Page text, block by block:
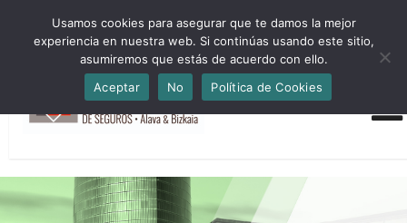
HORARIO INVIERNO Lun-Jue 09:00-16:30 Vier 9:00-14:00
administracion@cmsab.eus 94.442.43.43 Móvil y Whatsapp
688.889.170
Usamos cookies para asegurar que te damos la mejor
experiencia en nuestra web. Si continúas usando este sitio,
asumiremos que estás de acuerdo con ello.
Aceptar
No Política de Cookies